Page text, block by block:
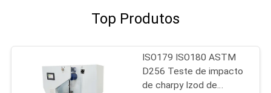
Top Produtos
ISO179 ISO180 ASTM
D256 Teste de impacto
de charpy Izod de